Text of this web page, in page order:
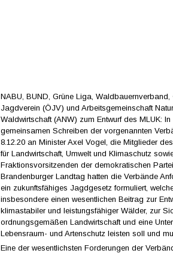
NABU, BUND, Grüne Liga,
Jagdverein (ÖJV) und Arbeitsgemeinschaft
Waldwirtschaft (ANW) zum Entwurf des MLUK: In
gemeinsamen Schreiben der vorgenannten
8.12.20 an Minister Axel Vogel, die Mitglieder
für Landwirtschaft, Umwelt und Klimaschutz
Fraktionsvorsitzenden der demokratischen
Brandenburger Landtag hatten die Verbände
ein zukunftsfähiges Jagdgesetz formuliert,
insbesondere einen wesentlichen Beitrag zur
klimastabiler und leistungsfähiger Wälder, zur
ordnungsgemäßen Landwirtschaft und eine
Lebensraum- und Artenschutz leisten soll und
Eine der wesentlichsten Forderungen der